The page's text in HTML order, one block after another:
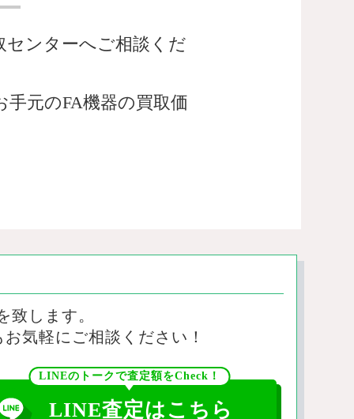
センターへご相談くだ
元のFA機器の買取価
します。
気軽にご相談ください！
LINEのトークで査定額をCheck！
LINE査定はこちら